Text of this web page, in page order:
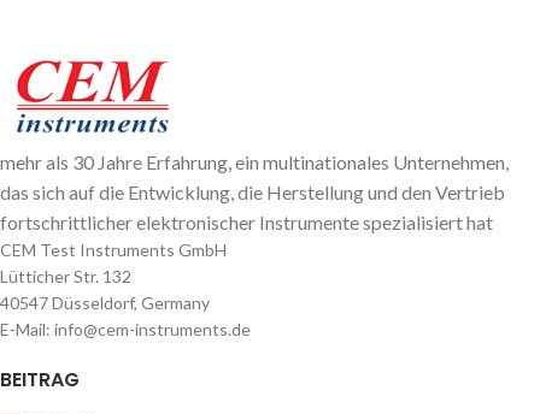
mehr als 30 Jahre Erfahrung, ein multinationales Unternehmen,
das sich auf die Entwicklung, die Herstellung und den Vertrieb
fortschrittlicher elektronischer Instrumente spezialisiert hat
CEM Test Instruments GmbH
Lütticher Str. 132
40547 Düsseldorf, Germany
E-Mail: info@cem-instruments.de
BEITRAG